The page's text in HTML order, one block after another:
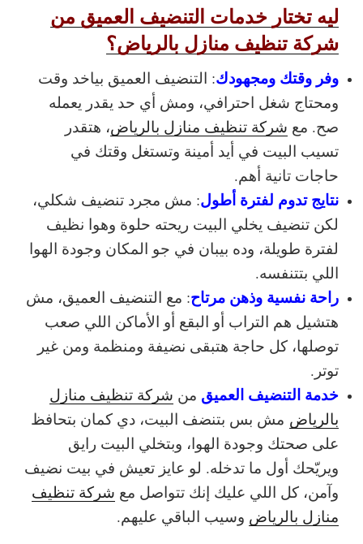
ليه تختار خدمات التنضيف العميق من
شركة تنظيف منازل بالرياض؟
وفر وقتك ومجهودك: التنضيف العميق بياخد وقت
ومحتاج شغل احترافي، ومش أي حد يقدر يعمله
صح. مع شركة تنظيف منازل بالرياض، هتقدر
تسيب البيت في أيد أمينة وتستغل وقتك في
حاجات تانية أهم.
نتايج تدوم لفترة أطول: مش مجرد تنضيف شكلي،
لكن تنضيف يخلي البيت ريحته حلوة وهوا نظيف
لفترة طويلة، وده بيبان في جو المكان وجودة الهوا
اللي بتتنفسه.
راحة نفسية وذهن مرتاح: مع التنضيف العميق، مش
هتشيل هم التراب أو البقع أو الأماكن اللي صعب
توصلها، كل حاجة هتبقى نضيفة ومنظمة ومن غير
توتر.
خدمة التنضيف العميق من شركة تنظيف منازل
بالرياض مش بس بتنضف البيت، دي كمان بتحافظ
على صحتك وجودة الهوا، وبتخلي البيت رايق
ويريّحك أول ما تدخله. لو عايز تعيش في بيت نضيف
وآمن، كل اللي عليك إنك تتواصل مع شركة تنظيف
منازل بالرياض وسيب الباقي عليهم.